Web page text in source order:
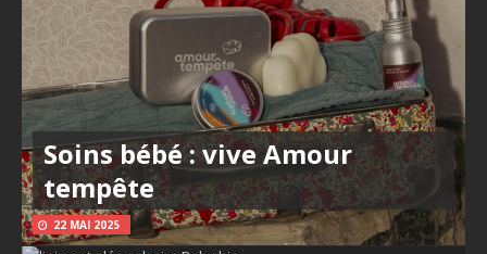
Soins bébé : vive Amour
tempête
22 MAI 2025